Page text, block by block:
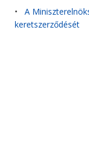
• A
keretszerződését